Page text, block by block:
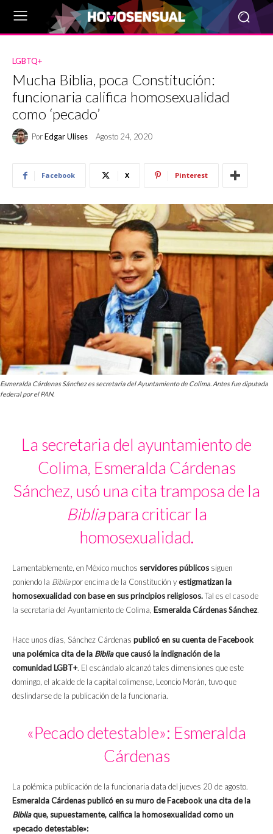
LGBTQ+
Mucha Biblia, poca Constitución:
funcionaria califica homosexualidad
como ‘pecado’
PorEdgar Ulises Agosto 24, 2020
Facebook X Pinterest
Esmeralda Cárdenas Sánchez es secretaria del Ayuntamiento de Colima. Antes fue diputada
federal por el PAN.
La secretaria del ayuntamiento de
Colima, Esmeralda Cárdenas
Sánchez, usó una cita tramposa de la
Bibliapara criticar la
homosexualidad.
Lamentablemente, en México muchos servidores públicos siguen
poniendo la Bibliapor encima de la Constitución yestigmatizan la
homosexualidad con base en sus principios religiosos.Tal es el caso de
la secretaria del Ayuntamiento de Colima, Esmeralda Cárdenas Sánchez.
Hace unos días, Sánchez Cárdenas publicó en su cuenta de Facebook
una polémica cita de la Bibliaque causó la indignación de la
comunidad LGBT+. El escándalo alcanzó tales dimensiones que este
domingo, el alcalde de la capital colimense, Leoncio Morán, tuvo que
deslindarse de la publicación de la funcionaria.
«Pecado detestable»: Esmeralda
Cárdenas
La polémica publicación de la funcionaria data del jueves 20 de agosto.
Esmeralda Cárdenas publicó en su muro de Facebook una cita de la
Bibliaque, supuestamente,califica la homosexualidad como un
«pecado detestable»: